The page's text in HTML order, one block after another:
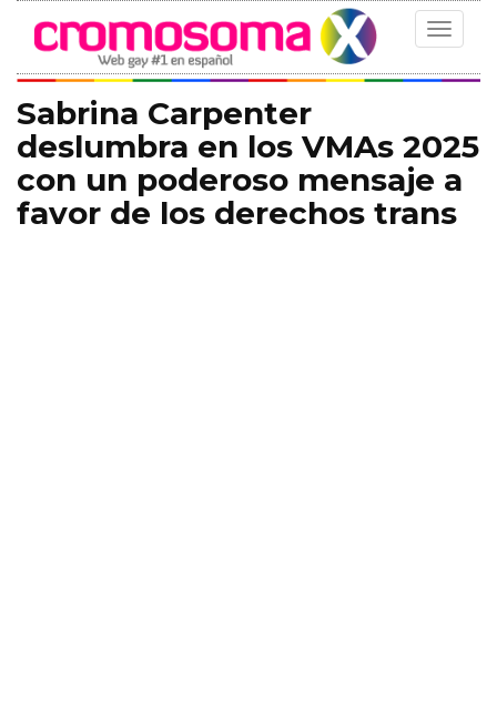
Toggle
Sabrina Carpenter
deslumbra en los VMAs 2025
con un poderoso mensaje a
favor de los derechos trans